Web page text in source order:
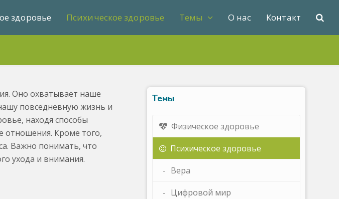
здоровье Психическое здоровье Темы О нас Контакт
Оно охватывает наше
повседневную жизнь и
находя способы
отношения. Кроме того,
Важно понимать, что
ухода и внимания.
Темы
Физическое здоровье
Психическое здоровье
Вера
Цифровой мир